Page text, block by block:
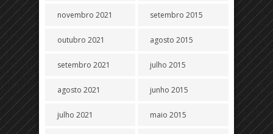
novembro 2021
outubro 2021
setembro 2021
agosto 2021
julho 2021
setembro 2015
agosto 2015
julho 2015
junho 2015
maio 2015